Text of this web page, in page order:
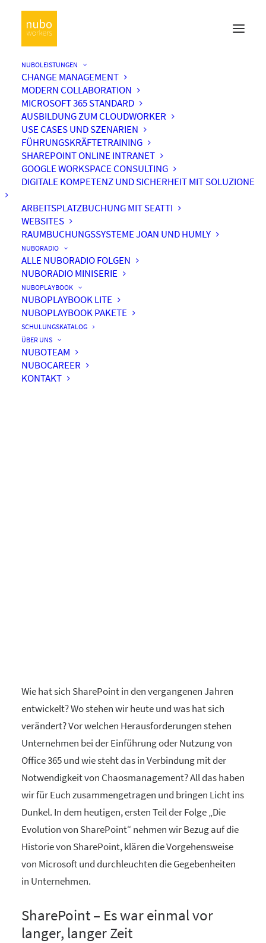
NUBOLEISTUNGEN
CHANGE MANAGEMENT
MODERN COLLABORATION
MICROSOFT 365 STANDARD
AUSBILDUNG ZUM CLOUDWORKER
USE CASES UND SZENARIEN
FÜHRUNGSKRÄFTETRAINING
SHAREPOINT ONLINE INTRANET
GOOGLE WORKSPACE CONSULTING
DIGITALE KOMPETENZ UND SICHERHEIT MIT SOLUZIONE
ARBEITSPLATZBUCHUNG MIT SEATTI
WEBSITES
RAUMBUCHUNGSSYSTEME JOAN UND HUMLY
NUBORADIO
ALLE NUBORADIO FOLGEN
NUBORADIO MINISERIE
NUBOPLAYBOOK
NUBOPLAYBOOK LITE
NUBOPLAYBOOK PAKETE
SCHULUNGSKATALOG
ÜBER UNS
NUBOTEAM
NUBOCAREER
KONTAKT
#016 – Die Evolution von
SharePoint / Teil 1
Wie hat sich SharePoint in den vergangenen Jahren
entwickelt? Wo stehen wir heute und was hat sich
verändert? Vor welchen Herausforderungen stehen
Unternehmen bei der Einführung oder Nutzung von
Office 365 und wie steht das in Verbindung mit der
Notwendigkeit von Chaosmanagement?All das haben
wir für Euch zusammengetragen und bringen Licht ins
Dunkel. In dem heutigen, ersten Teil der Folge „Die
Evolution von SharePoint“ nehmen wir Bezug auf die
Historie von SharePoint, klären die Vorgehensweise
von Microsoft und durchleuchten die Gegebenheiten
in Unternehmen.
SharePoint – Es war einmal vor
langer, langer Zeit